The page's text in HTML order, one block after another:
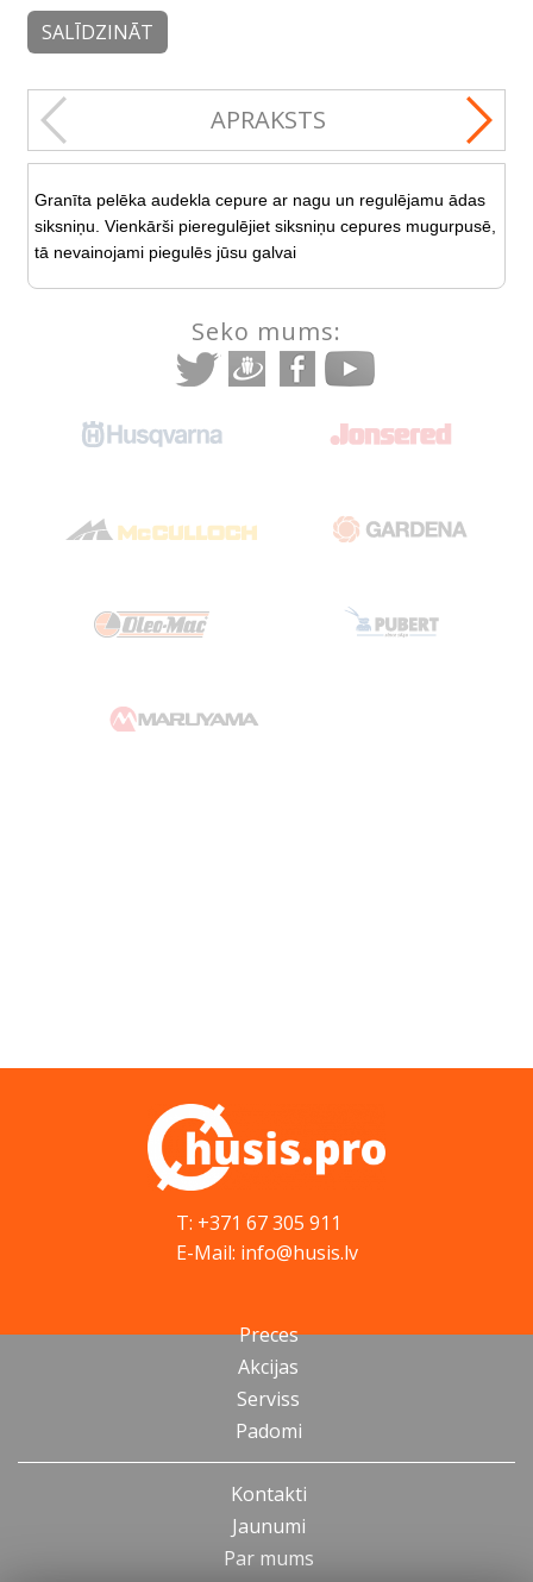
SALĪDZINĀT
APRAKSTS
Granīta pelēka audekla cepure ar nagu un regulējamu ādas
siksniņu. Vienkārši pieregulējiet siksniņu cepures mugurpusē,
tā nevainojami piegulēs jūsu galvai
Seko mums:
T: +371 67 305 911
E-Mail: info@husis.lv
Preces
Akcijas
Serviss
Padomi
Kontakti
Jaunumi
Par mums